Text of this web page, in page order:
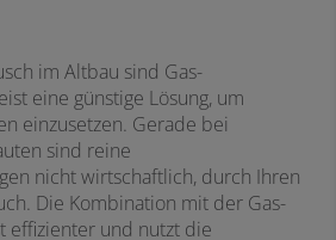
im Altbau sind Gas-
eine günstige Lösung, um
einzusetzen. Gerade bei
sind reine
nicht wirtschaftlich, durch Ihren
Die Kombination mit der Gas-
effizienter und nutzt die